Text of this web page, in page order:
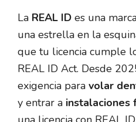
La REAL ID es una
una estrella en la
que tu licencia cumple
REAL ID Act. Desde
exigencia para volar
y entrar a instalaciones